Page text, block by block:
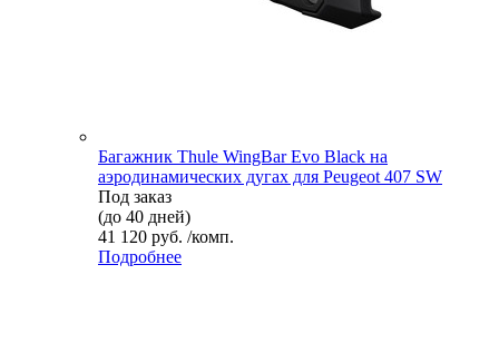
Багажник Thule WingBar Evo Black на
аэродинамических дугах для Peugeot 407 SW
Под заказ
(до 40 дней)
41 120 руб. /комп.
Подробнее